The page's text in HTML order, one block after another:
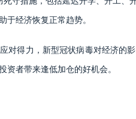
于经济恢复正常趋势。
对得力，新型冠状病毒对经济的
者带来逢低加仓的好机会。